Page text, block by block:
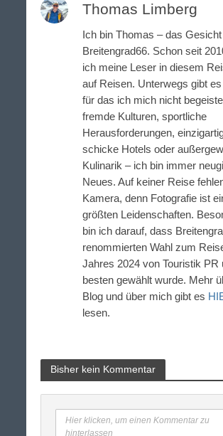
Thomas Limberg
Ich bin Thomas – das
Breitengrad66. Schon seit
ich meine Leser in diesem
auf Reisen. Unterwegs gibt
für das ich mich nicht
fremde Kulturen, sportliche
Herausforderungen,
schicke Hotels oder
Kulinarik – ich bin immer
Neues. Auf keiner Reise
Kamera, denn Fotografie ist
größten Leidenschaften.
bin ich darauf, dass
renommierten Wahl zum
Jahres 2024 von Touristik PR
besten gewählt wurde. Mehr
Blog und über mich gibt es
lesen.
Bisher kein Kommentar
Hier klicken, um einen Kommentar zu
hinterlassen